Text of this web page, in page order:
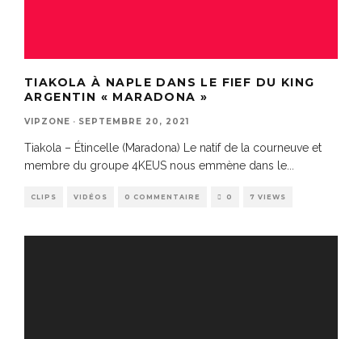
TIAKOLA À NAPLE DANS LE FIEF DU KING
ARGENTIN « MARADONA »
VIPZONE · SEPTEMBRE 20, 2021
Tiakola – Étincelle (Maradona) Le natif de la courneuve et
membre du groupe 4KEUS nous emmène dans le
CLIPS VIDÉOS 0 COMMENTAIRE 0 7 VIEWS